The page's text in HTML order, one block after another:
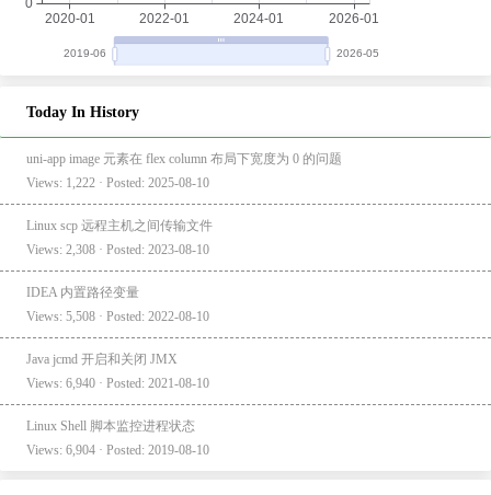
Today In History
uni-app image 元素在 flex column 布局下宽度为 0 的问题
Views: 1,222 · Posted: 2025-08-10
Linux scp 远程主机之间传输文件
Views: 2,308 · Posted: 2023-08-10
IDEA 内置路径变量
Views: 5,508 · Posted: 2022-08-10
Java jcmd 开启和关闭 JMX
Views: 6,940 · Posted: 2021-08-10
Linux Shell 脚本监控进程状态
Views: 6,904 · Posted: 2019-08-10